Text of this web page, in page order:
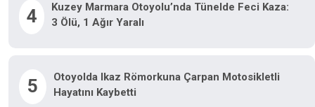
4
Kuzey Marmara Otoyolu’nda Tünelde Feci Kaza:
3 Ölü, 1 Ağır Yaralı
5
Otoyolda Ikaz Römorkuna Çarpan Motosikletli
Hayatını Kaybetti